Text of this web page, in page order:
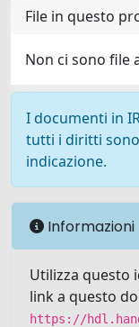
File in questo
Non ci sono file
I documenti in
tutti i diritti
indicazione.
Informazioni
Utilizza questo
link a questo
https://